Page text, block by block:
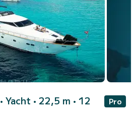
• Yacht • 22,5 m • 12
Pro